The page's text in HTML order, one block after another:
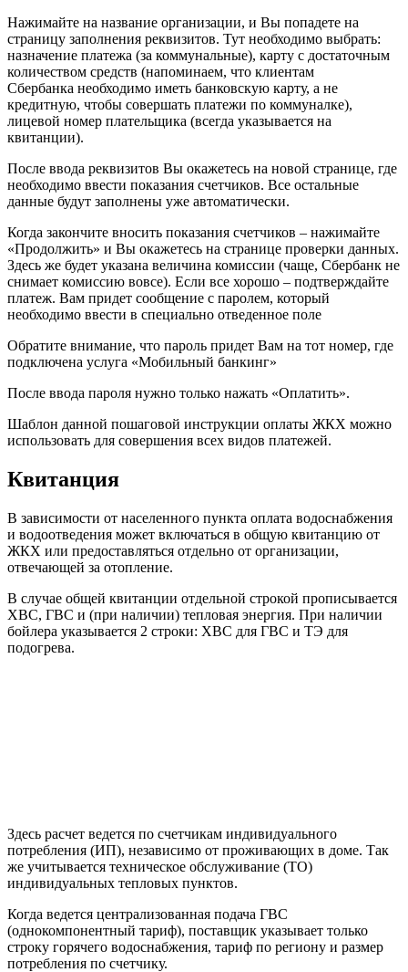
Нажимайте на название организации, и Вы попадете на
страницу заполнения реквизитов. Тут необходимо выбрать:
назначение платежа (за коммунальные), карту с достаточным
количеством средств (напоминаем, что клиентам
Сбербанка необходимо иметь банковскую карту, а не
кредитную, чтобы совершать платежи по коммуналке),
лицевой номер плательщика (всегда указывается на
квитанции).
После ввода реквизитов Вы окажетесь на новой странице, где
необходимо ввести показания счетчиков. Все остальные
данные будут заполнены уже автоматически.
Когда закончите вносить показания счетчиков – нажимайте
«Продолжить» и Вы окажетесь на странице проверки данных.
Здесь же будет указана величина комиссии (чаще, Сбербанк не
снимает комиссию вовсе). Если все хорошо – подтверждайте
платеж. Вам придет сообщение с паролем, который
необходимо ввести в специально отведенное поле
Обратите внимание, что пароль придет Вам на тот номер, где
подключена услуга «Мобильный банкинг»
После ввода пароля нужно только нажать «Оплатить».
Шаблон данной пошаговой инструкции оплаты ЖКХ можно
использовать для совершения всех видов платежей.
Квитанция
В зависимости от населенного пункта оплата водоснабжения
и водоотведения может включаться в общую квитанцию от
ЖКХ или предоставляться отдельно от организации,
отвечающей за отопление.
В случае общей квитанции отдельной строкой прописывается
ХВС, ГВС и (при наличии) тепловая энергия. При наличии
бойлера указывается 2 строки: ХВС для ГВС и ТЭ для
подогрева.
Здесь расчет ведется по счетчикам индивидуального
потребления (ИП), независимо от проживающих в доме. Так
же учитывается техническое обслуживание (ТО)
индивидуальных тепловых пунктов.
Когда ведется централизованная подача ГВС
(однокомпонентный тариф), поставщик указывает только
строку горячего водоснабжения, тариф по региону и размер
потребления по счетчику.